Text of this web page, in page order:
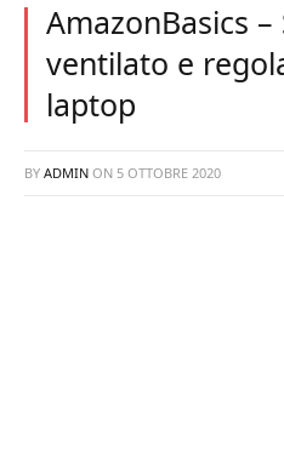
AmazonBasics
ventilato e
laptop
BY ADMIN ON 5 OTTOBRE 2020